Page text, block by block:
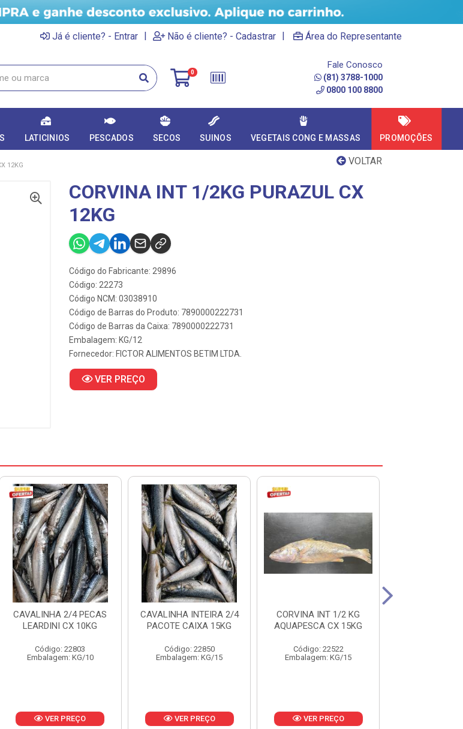
Já é cliente? - Entrar | Não é cliente? - Cadastrar | Área do Representante
0
Fale Conosco
(81) 3788-1000
0800 100 8800
LATICINIOS PESCADOS SECOS SUINOS VEGETAIS CONG E MASSAS PROMOÇÕES
VOLTAR
12KG
CORVINA INT 1/2KG PURAZUL CX
12KG
Código do Fabricante: 29896
Código: 22273
Código NCM: 03038910
Código de Barras do Produto: 7890000222731
Código de Barras da Caixa: 7890000222731
Embalagem: KG/12
Fornecedor: FICTOR ALIMENTOS BETIM LTDA.
VER PREÇO
CAVALINHA 2/4 PECAS
LEARDINI CX 10KG
Código: 22803
Embalagem: KG/10
VER PREÇO
CAVALINHA INTEIRA 2/4
PACOTE CAIXA 15KG
Código: 22850
Embalagem: KG/15
VER PREÇO
CORVINA INT 1/2 KG
AQUAPESCA CX 15KG
Código: 22522
Embalagem: KG/15
VER PREÇO